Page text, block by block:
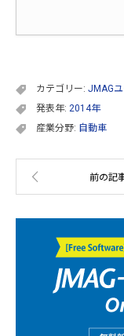
カテゴリー: JMAG
発表年: 2014年
産業分野: 自動車